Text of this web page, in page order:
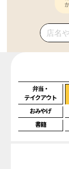
弁当・
テイクアウト
おみやげ
書籍